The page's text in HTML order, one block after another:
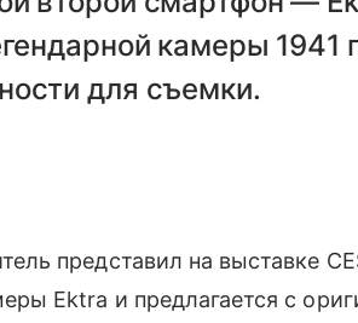
камеры 1941
для съемки.
представил на выставке
Ektra и предлагается с